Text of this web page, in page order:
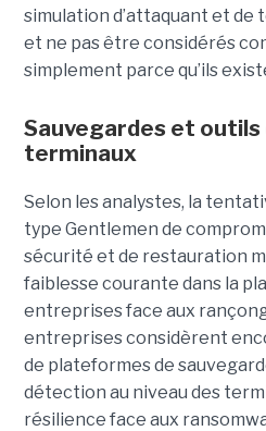
simulation d’attaquant et de
et ne pas être considérés
simplement parce qu’ils
Sauvegardes et
terminaux
Selon les analystes, la
type Gentlemen de
sécurité et de restauration
faiblesse courante dans la
entreprises face aux
entreprises considèrent
de plateformes de
détection au niveau des
résilience face aux